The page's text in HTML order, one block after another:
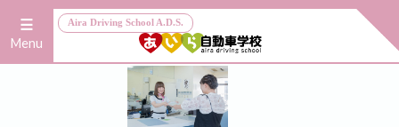
Aira Driving School A.D.S.
≡
Menu